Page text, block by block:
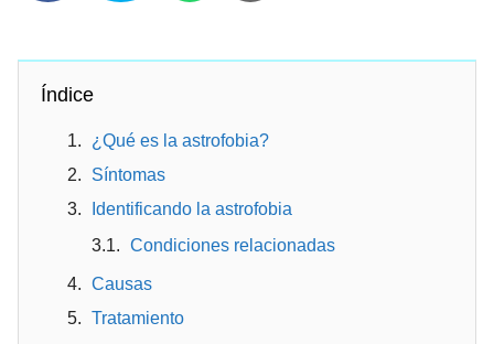
Índice
¿Qué es la astrofobia?
Síntomas
Identificando la astrofobia
Condiciones relacionadas
Causas
Tratamiento